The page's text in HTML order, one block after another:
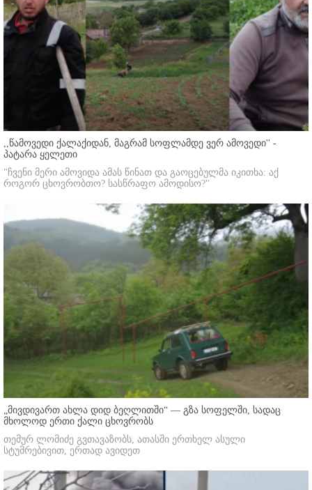
,,წამოვედი ქალაქიდან, მაგრამ სოფლამდე ვერ ამოვედი'' -
პატარა ყელეთი
"ჩვენი მერი ამოვიდა ამას წინათ და გაოცებულმა იკითხა: აქ
როგორ ცხოვრობთო? სასწრაფო ამოდისო?"
„მივდივართ ახლა დიდ ბეღლითში“ — გზა სოფელში, სადაც
მხოლოდ ერთი ქალი ცხოვრობს
თემურ ლომიძე გვთავაზობს, ათასში ერთხელ ასული
სტუმრებივით, ერთად ავიდეთ